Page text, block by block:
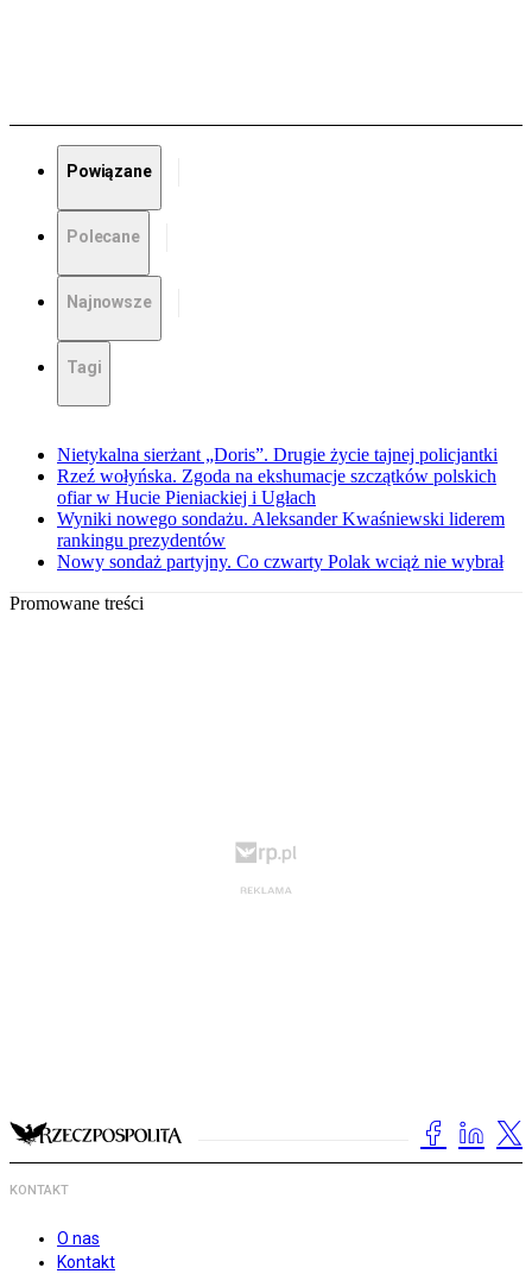
Powiązane
Polecane
Najnowsze
Tagi
Nietykalna sierżant „Doris”. Drugie życie tajnej policjantki
Rzeź wołyńska. Zgoda na ekshumacje szczątków polskich
ofiar w Hucie Pieniackiej i Ugłach
Wyniki nowego sondażu. Aleksander Kwaśniewski liderem
rankingu prezydentów
Nowy sondaż partyjny. Co czwarty Polak wciąż nie wybrał
Promowane treści
KONTAKT
O nas
Kontakt